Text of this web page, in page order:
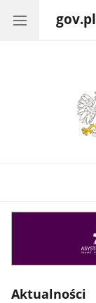
gov.pl
Aktualności